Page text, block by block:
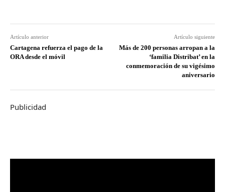
Artículo anterior
Cartagena refuerza el pago de la
ORA desde el móvil
Artículo siguiente
Más de 200 personas arropan a la
‘familia Distribat’ en la
conmemoración de su vigésimo
aniversario
Publicidad